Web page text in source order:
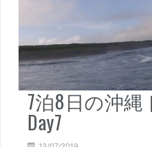
7泊8日の沖縄
Day7